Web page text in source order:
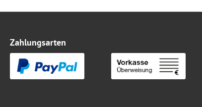
Zahlungsarten